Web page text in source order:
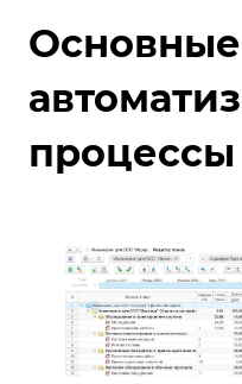
Основные
процессы